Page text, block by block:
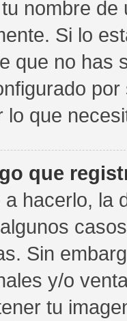
nombre
Si lo
que no has
lo que
que
hacerlo, la
Sin
y/o
tu